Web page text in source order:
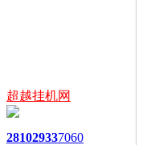
超越挂机网
281029337060